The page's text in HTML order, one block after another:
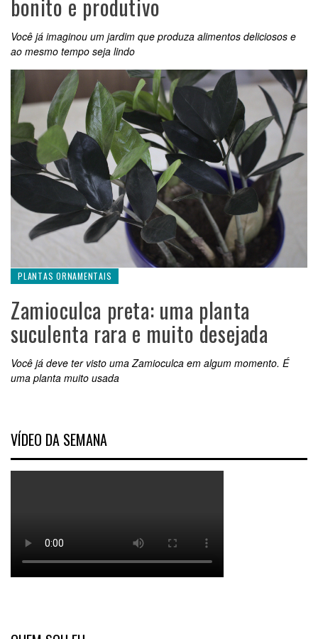
bonito e produtivo
Você já imaginou um jardim que produza alimentos deliciosos e
ao mesmo tempo seja lindo
PLANTAS ORNAMENTAIS
Zamioculca preta: uma planta
suculenta rara e muito desejada
Você já deve ter visto uma Zamioculca em algum momento. É
uma planta muito usada
VÍDEO DA SEMANA